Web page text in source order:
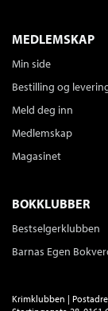
MEDLEMSKAP
Min side
Bestilling og
Meld deg inn
Medlemskap
Magasinet
BOKKLUBBER
Bestselgerklubben
Barnas Egen
Krimklubben |